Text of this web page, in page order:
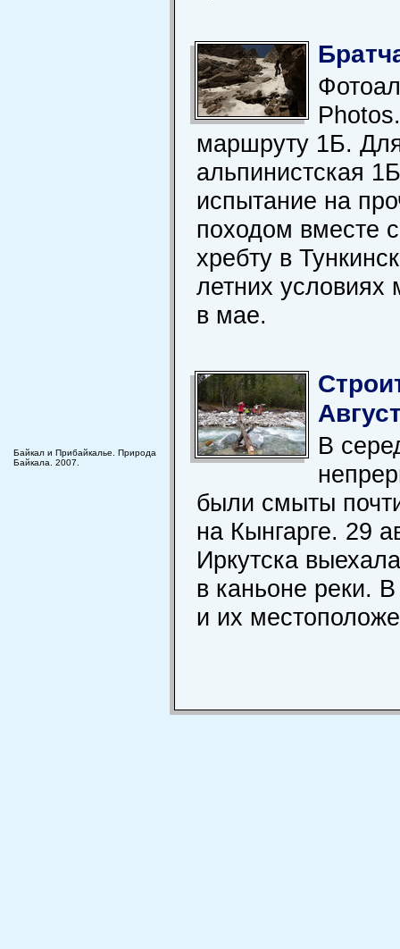
маршруту 1Б.
альпинистская
испытание на
походом вместе
хребту в
летних
в мае.
В
были смыты
на Кынгарге. 29
Иркутска
в каньоне реки.
и их
Байкал и Прибайкалье. Природа
Байкала. 2007.